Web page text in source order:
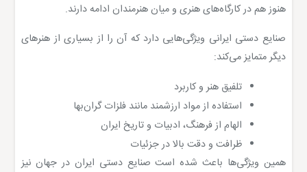
هنوز هم در کارگاه‌های هنری و میان هنرمندان ادامه دارند.
صنایع دستی ایرانی ویژگی‌هایی دارد که آن را از بسیاری از هنرهای
دیگر متمایز می‌کند:
تلفیق هنر و کاربرد
استفاده از مواد ارزشمند مانند فلزات گران‌بها
الهام از فرهنگ، ادبیات و تاریخ ایران
ظرافت و دقت بالا در جزئیات
همین ویژگی‌ها باعث شده است صنایع دستی ایران در جهان نیز